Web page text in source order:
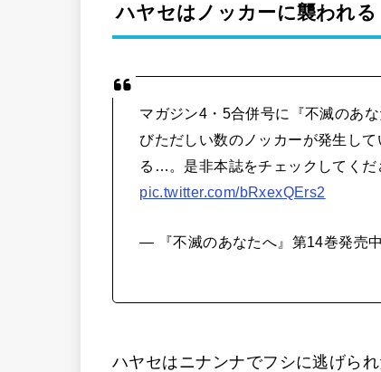
ハヤセはノッカーに襲われる
マガジン4・5合併号に『不滅のあ
びただしい数のノッカーが発生し
る…。是非本誌をチェックしてく
pic.twitter.com/bRxexQErs2
— 『不滅のあなたへ』第14巻発売
ハヤセはニナンナでフシに逃げら